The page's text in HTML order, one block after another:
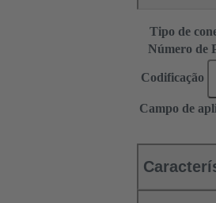
Tipo de
Número de
Codificação
Campo de